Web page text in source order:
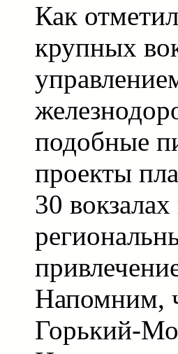
Как
крупных
подобные
проекты
30
Напомним,
Горький-